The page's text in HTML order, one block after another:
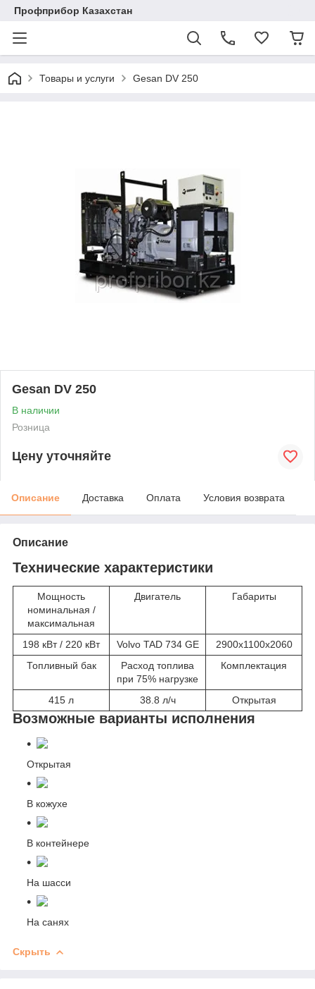
Профприбор Казахстан
Товары и услуги Gesan DV 250
Gesan DV 250
В наличии
Розница
Цену уточняйте
Описание Доставка Оплата Условия возврата
Описание
Технические характеристики
Мощность
номинальная /
максимальная
Двигатель Габариты
198 кВт / 220 кВт Volvo TAD 734 GE
2900х1100х2060
Топливный бак
Расход топлива
при 75% нагрузке
Комплектация
415 л 38.8 л/ч Открытая
Возможные варианты исполнения
Открытая
В кожухе
В контейнере
На шасси
На санях
Скрыть